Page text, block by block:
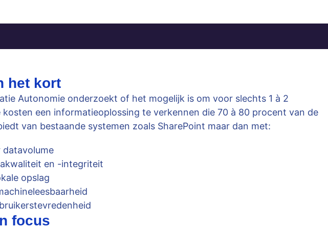
het kort
Autonomieonderzoekt of het mogelijk is om voor slechts 1 à 2
een informatieoplossing te verkennen die 70 à 80 procent van de
van bestaande systemen zoals SharePoint maar dan met:
datavolume
en -integriteit
opslag
focus